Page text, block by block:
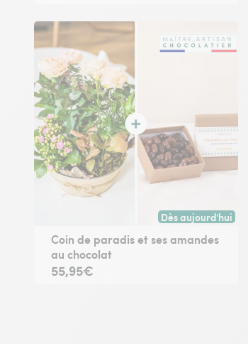
Dès aujourd'hui
Livraison dès
Coin de paradis et ses amandes
au chocolat
55,95€